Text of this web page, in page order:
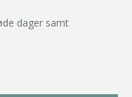
dager samt